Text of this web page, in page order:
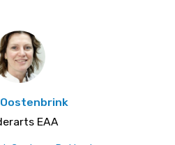
Oostenbrink
EAA